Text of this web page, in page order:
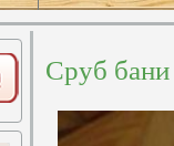
Сруб бани